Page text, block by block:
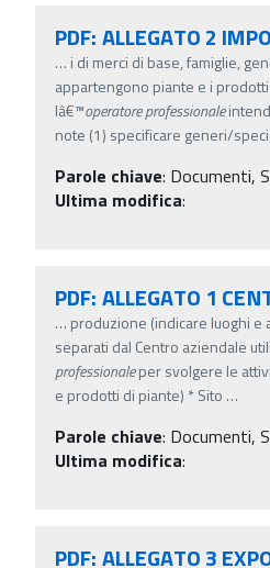
PDF: ALLEGATO 2
… i di merci di base, famiglie,
appartengono piante e i
lâ€™operatoreprofessionale
note (1) specificare generi/
Parole chiave: Documenti,
Ultima modifica:
PDF: ALLEGATO 1
… produzione (indicare luoghi
separati dal Centro aziendale
professionaleper svolgere le
e prodotti di piante) * Sito …
Parole chiave: Documenti,
Ultima modifica:
PDF: ALLEGATO 3